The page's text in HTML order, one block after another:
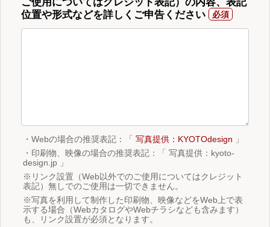
位置や形式などを詳しくご申告ください
・Webの場合の推奨表記：「 写真提供：KYOTOdesign 」
・印刷物、映像の場合の推奨表記：「 写真提供：kyoto-
design.jp 」
※リンク設置（Web以外でのご使用についてはクレジット
表記）無しでのご使用は一切できません。
※写真を利用して制作した印刷物、映像などをWeb上で表
示する場合（WebカタログやWebチラシなども含みます）
も、リンク設置が必須となります。